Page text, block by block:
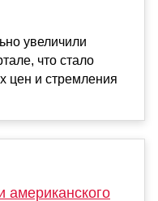
увеличили
что стало
цен и стремления
американского